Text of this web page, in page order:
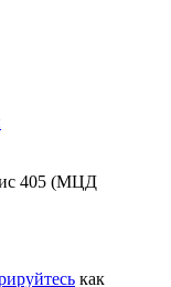
405 (МЦД
как